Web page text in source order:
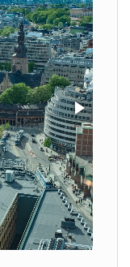
tot de
van 2016
is lokale en
Bestuur en
orgaan voor de
heeft geleid tot
en een meer
van Noorwegen
gezondheid en
en schone
17
bijzonder hoog. Op
op nummer 6.